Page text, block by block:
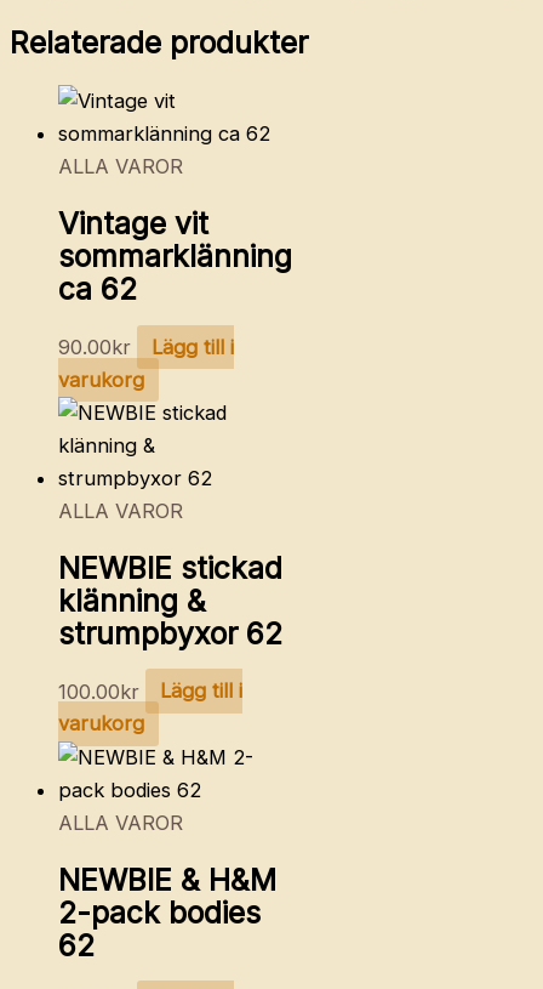
bloomers
mängd
Relaterade produkter
ALLA VAROR
Vintage vit
sommarklänning
ca 62
90.00kr
Lägg till i
varukorg
ALLA VAROR
NEWBIE stickad
klänning &
strumpbyxor 62
100.00kr
Lägg till i
varukorg
ALLA VAROR
NEWBIE & H&M
2-pack bodies
62